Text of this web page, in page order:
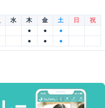
水 木 金 土 日
祝
● ●
●
● ● ●